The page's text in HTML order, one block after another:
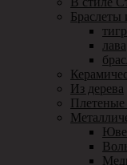
Браслеты
лава
Из дерева
Плетеные